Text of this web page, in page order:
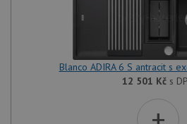
Blanco ADIRA 6 S antracit s
12 501 Kčs